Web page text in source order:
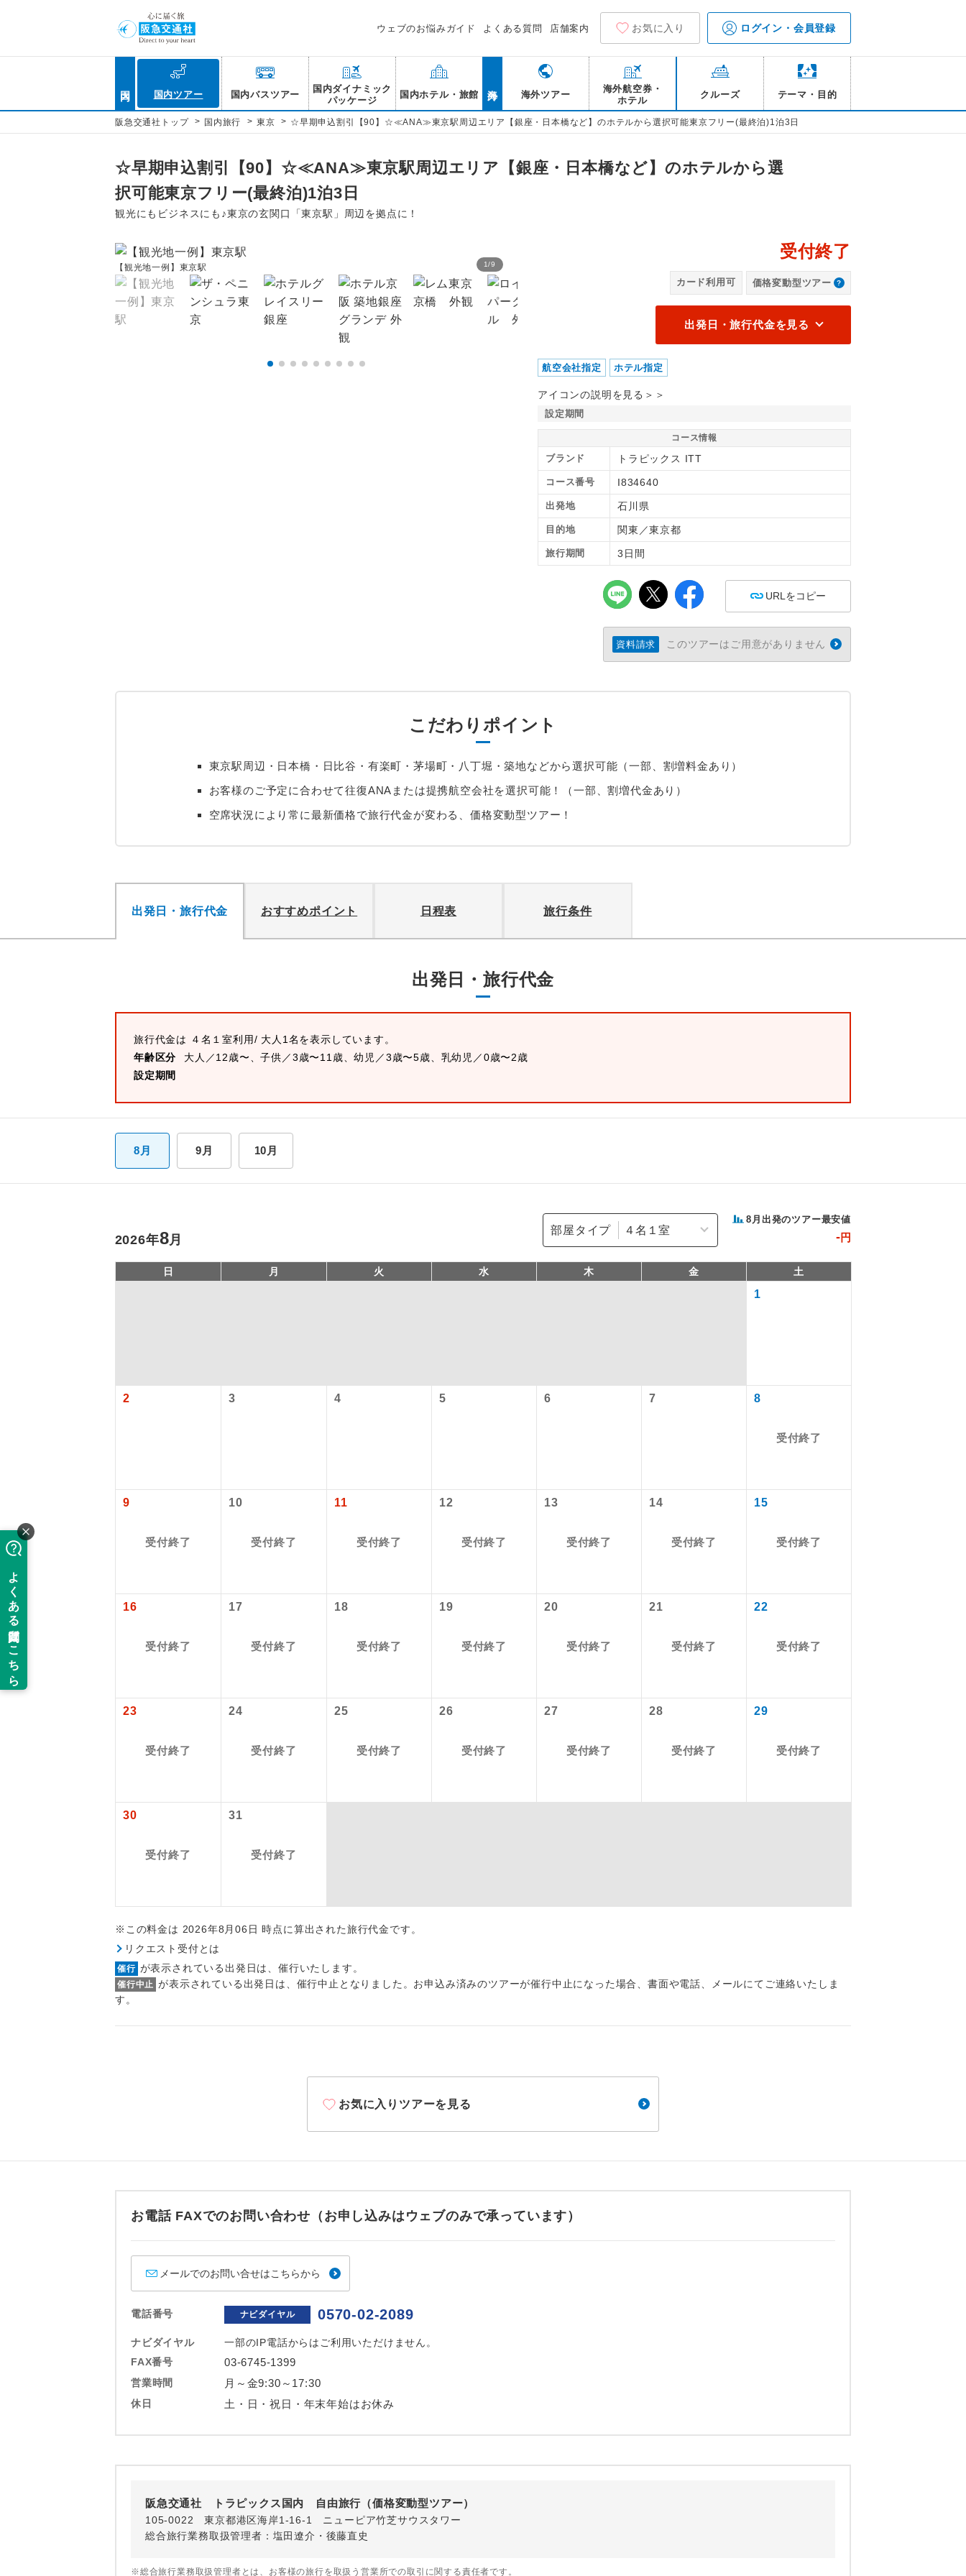
ウェブのお悩みガイド よくある質問 店舗案内 お気に入り ログイン・会員登録
国内ツアー 国内バスツアー
国内ダイナミック
パッケージ
国内ホテル・旅館 海外ツアー
海外航空券・
ホテル
クルーズ テーマ・目的
阪急交通社トップ > 国内旅行 > 東京 > ☆早期申込割引【90】☆≪ANA≫東京駅周辺エリア【銀座・日本橋など】のホテルから選択可能東京フリー(最終泊)1泊3日
☆早期申込割引【90】☆≪ANA≫東京駅周辺エリア【銀座・日本橋など】のホテルから選
択可能東京フリー(最終泊)1泊3日
観光にもビジネスにも♪東京の玄関口「東京駅」周辺を拠点に！
1/9
【観光地一例】東京駅
受付終了
カード利用可 価格変動型ツアー
出発日・旅行代金を見る
航空会社指定 ホテル指定
アイコンの説明を見る＞＞
設定期間
コース情報
ブランド トラピックス ITT
コース番号 I834640
出発地 石川県
目的地 関東／東京都
旅行期間 3日間
URLをコピー
資料請求 このツアーはご用意がありません
こだわりポイント
東京駅周辺・日本橋・日比谷・有楽町・茅場町・八丁堀・築地などから選択可能（一部、割増料金あり）
お客様のご予定に合わせて往復ANAまたは提携航空会社を選択可能！（一部、割増代金あり）
空席状況により常に最新価格で旅行代金が変わる、価格変動型ツアー！
出発日・旅行代金 おすすめポイント 日程表 旅行条件
出発日・旅行代金
旅行代金は ４名１室利用/ 大人1名を表示しています。
年齢区分
大人／12歳〜、子供／3歳〜11歳、幼児／3歳〜5歳、乳幼児／0歳〜2歳
設定期間
8月 9月 10月
部屋タイプ
8 月出発のツアー最安値
-円
2026年8月
日 月 火 水 木 金 土
1
2 3 4 5 6 7 8
受付終了
9
受付終了
10
受付終了
11
受付終了
12
受付終了
13
受付終了
14
受付終了
15
受付終了
16
受付終了
17
受付終了
18
受付終了
19
受付終了
20
受付終了
21
受付終了
22
受付終了
23
受付終了
24
受付終了
25
受付終了
26
受付終了
27
受付終了
28
受付終了
29
受付終了
30
受付終了
31
受付終了
※この料金は 2026年8月06日 時点に算出された旅行代金です。
リクエスト受付とは
催行 が表示されている出発日は、催行いたします。
催行中止 が表示されている出発日は、催行中止となりました。お申込み済みのツアーが催行中止になった場合、書面や電話、メールにてご連絡いたしま
す。
お気に入りツアーを見る
お電話 FAXでのお問い合わせ（お申し込みはウェブのみで承っています）
メールでのお問い合せはこちらから
電話番号 ナビダイヤル 0570-02-2089
ナビダイヤル
一部のIP電話からはご利用いただけません。
FAX番号
03-6745-1399
営業時間 月～金9:30～17:30
休日 土・日・祝日・年末年始はお休み
阪急交通社 トラピックス国内 自由旅行（価格変動型ツアー）
105-0022 東京都港区海岸1-16-1 ニューピア竹芝サウスタワー
総合旅行業務取扱管理者：塩田遼介・後藤直史
※総合旅行業務取扱管理者とは、お客様の旅行を取扱う営業所での取引に関する責任者です。
お支払いについて
ご旅行の契約が成立となります。
ご予約方法について
往路出発空港（駅）から復路到着空港（駅）まで同行しま
バスガイド乗務 バスガイドが乗務し、車内での観光案内があります。
絶景スポットに立ち寄るコースです。
温泉地にも宿泊するコースです。
周りの音を気にせず、ガイドさんの説明をじっくり聞くこと
1名様催行 1名様から出発可能な個人型プランです。
1名様1室同代金 1名様1室利用でも追加料金がかからないコースです。
ご夫婦限定でご参加いただけるコースです。
航空会社指定
利用航空会社が指定なので、ご出発の計画にとても便利で